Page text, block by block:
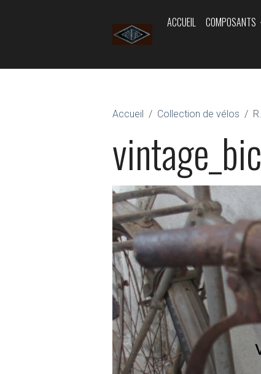
ACCUEIL COMPOSANTS
Accueil Collection de vélos